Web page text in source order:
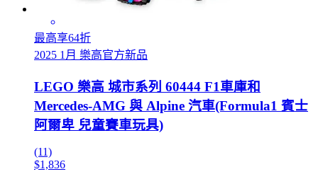
最高享64折
2025 1月 樂高官方新品
LEGO 樂高 城市系列 60444 F1車庫和
Mercedes-AMG 與 Alpine 汽車(Formula1 賓士
阿爾卑 兒童賽車玩具)
(11)
$1,836